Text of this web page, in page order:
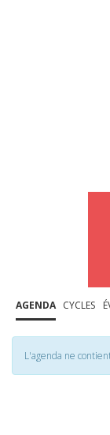
AGENDA CYCLES
L'agenda ne